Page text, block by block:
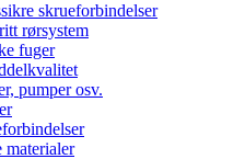
skrueforbindelser
rørsystem
fuger
pumper osv.